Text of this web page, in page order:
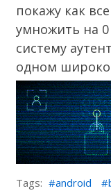
покажу как
умножить на
систему
одном
Tags: android